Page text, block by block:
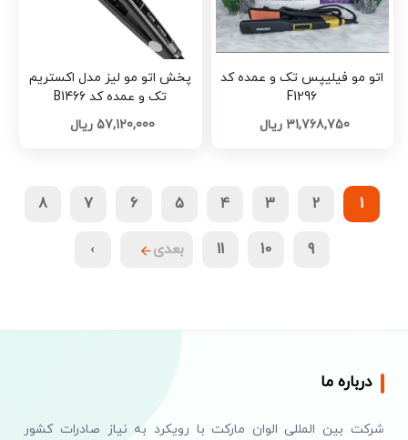
اتو مو فیلیپس تک و عمده کد
F1296
31,768,750 ریال
پخش اتو مو لیز مدل اکستریم
تک و عمده کد B1466
57,120,000 ریال
1
2
3
4
5
6
7
8
9
10
11 بعدی ›
درباره ما
شرکت بین المللی الوان مارکت با رویکرد به نیاز صادرات کشور